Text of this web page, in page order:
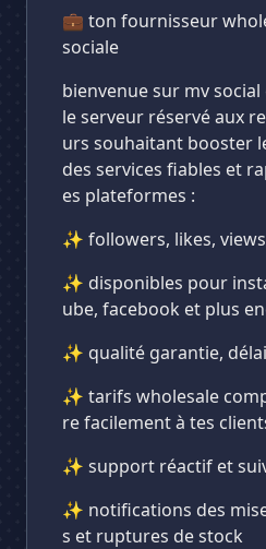
💼 ton fournisseur
sociale
bienvenue sur mv
le serveur réservé aux
urs souhaitant booster
des services fiables et
es plateformes :
✨ followers, likes,
✨ disponibles pour
ube, facebook et plus
✨ qualité garantie,
✨ tarifs wholesale
re facilement à tes
✨ support réactif et
✨ notifications des
s et ruptures de stock